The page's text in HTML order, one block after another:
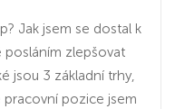
Jak jsem se dostal k
posláním zlepšovat
jsou 3 základní trhy,
pracovní pozice jsem